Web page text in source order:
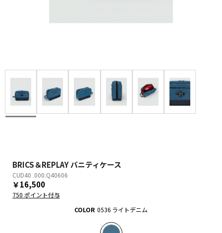
BRICS＆REPLAY バニティケース
CUD40 .000.Q40606
￥16,500
750 ポイント付与
COLOR 0536 ライトデニム